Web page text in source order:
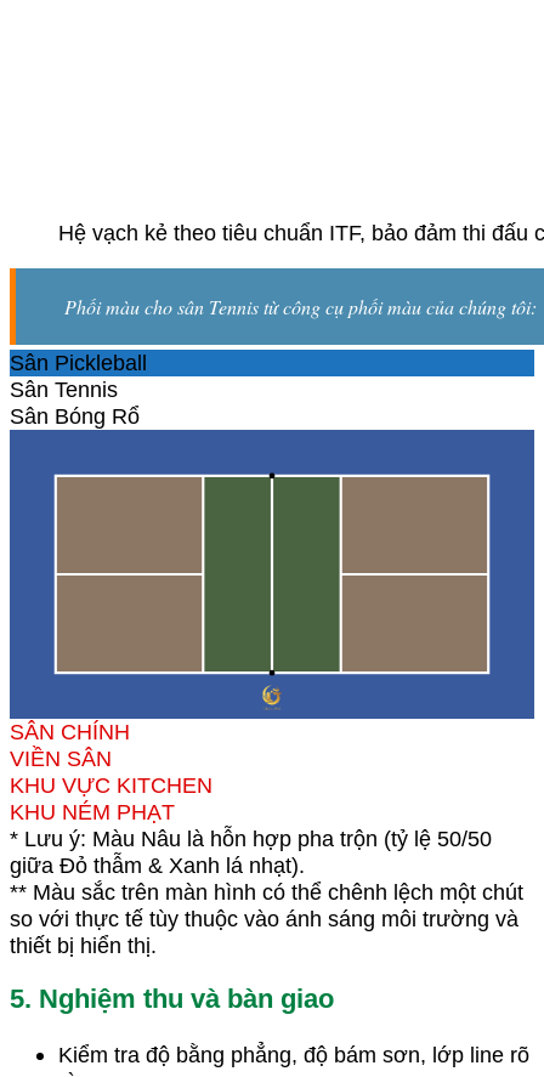
Hệ vạch kẻ theo tiêu chuẩn ITF, bảo đảm thi đấu
Phối màu cho sân Tennis từ công cụ phối màu của chúng tôi:
Sân Pickleball
Sân Tennis
Sân Bóng Rổ
SÂN CHÍNH
VIỀN SÂN
KHU VỰC KITCHEN
KHU NÉM PHẠT
* Lưu ý: Màu Nâu là hỗn hợp pha trộn (tỷ lệ 50/50
giữa Đỏ thẫm & Xanh lá nhạt).
** Màu sắc trên màn hình có thể chênh lệch một chút
so với thực tế tùy thuộc vào ánh sáng môi trường và
thiết bị hiển thị.
5. Nghiệm thu và bàn giao
Kiểm tra độ bằng phẳng, độ bám sơn, lớp line rõ